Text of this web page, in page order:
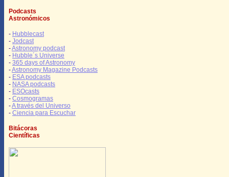
Podcasts
Astronómicos
- Hubblecast
- Jodcast
-Astronomy podcast
- Hubble´s Universe
- 365 days of Astronomy
-Astronomy Magazine Podcasts
- ESA podcasts
- NASA podcasts
- ESOcasts
- Cosmogramas
-A través del Universo
- Ciencia para Escuchar
Bitácoras
Científicas